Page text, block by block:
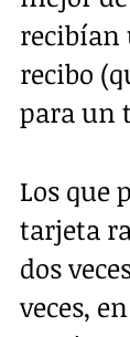
recibo
para un
Los que
tarjeta
dos
veces,